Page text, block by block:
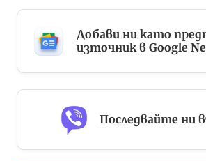
Добави ни като
източник в Google
Последвайте ни